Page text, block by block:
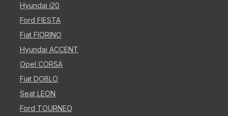
Hyundai i20
Ford FIESTA
Fiat FIORINO
Hyundai ACCENT
Opel CORSA
Fiat DOBLO
Seat LEON
Ford TOURNEO